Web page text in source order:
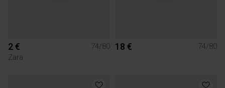
2 €
74/80
Zara
18 € 74/80